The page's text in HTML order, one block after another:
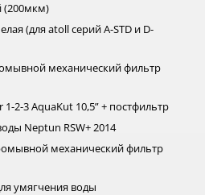
(200мкм)
(для atoll серий A-STD и D-
механический фильтр
2-3 AquaKut 10,5” + постфильтр
Neptun RSW+ 2014
механический фильтр
умягчения воды